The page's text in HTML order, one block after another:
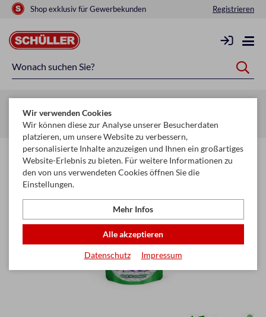
Shop exklusiv für Gewerbekunden Registrieren
Startseite Raucherbedarf PURIZE® Aktivkohlefilter
Wir verwenden Cookies
Wir können diese zur Analyse unserer Besucherdaten
platzieren, um unsere Website zu verbessern,
personalisierte Inhalte anzuzeigen und Ihnen ein großartiges
Website-Erlebnis zu bieten. Für weitere Informationen zu
den von uns verwendeten Cookies öffnen Sie die
Einstellungen.
Mehr Infos
Alle akzeptieren
Datenschutz Impressum